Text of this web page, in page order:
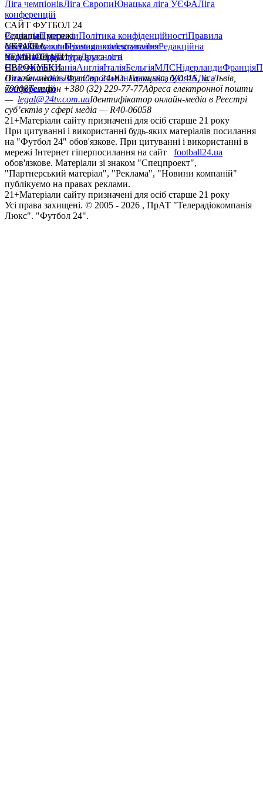
Ліга чемпіонівЛіга ЄвропиЮнацька ліга УЄФАЛіга
конференцій
САЙТ ФУТБОЛ 24
РедакціяПрогнозиПолітика конфіденційностіПравила
сайтуКонтактиПравила коментуванняРедакційна
політикаСтруктура власності
Соціальні мережі
facebookxyoutubeinstagramtelegramviber
УКРАЇНА
УкраїнаПерша лігаДруга ліга
ЧЕМПІОНАТИ
НімеччинаІспаніяАнгліяІталіяБельгіяМЛСНідерландиФранція
ЄВРОКУБКИ
Ліга чемпіонівЛіга ЄвропиЮнацька ліга УЄФАЛіга
конференцій
Онлайн-медіа «Футбол 24»пл. Галицька, буд. 15, м. Львів,
79008Телефон +380 (32) 229-77-77Адреса електронної пошти
— legal@24tv.com.uaІдентифікатор онлайн-медіа в Реєстрі
суб’єктів у сфері медіа — R40-06058
21+Матеріали сайту призначені для осіб старше 21 року
При цитуванні і використанні будь-яких матеріалів посилання
на "Футбол 24" обов'язкове. При цитуванні і використанні в
мережі Інтернет гіперпосилання на сайт
football24.ua
обов'язкове. Матеріали зі знаком "Спецпроект",
"Партнерський матеріал", "Реклама", "Новини компаній"
публікуємо на правах реклами.
21+Матеріали сайту призначені для осіб старше 21 року
Усi права захищенi. © 2005 - 2026 , ПрАТ "Телерадіокомпанія
Люкс". "Футбол 24".